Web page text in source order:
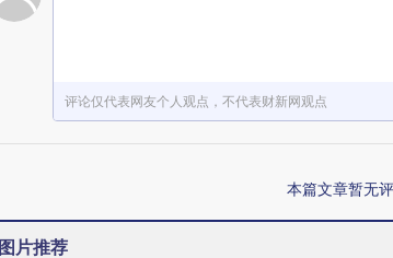
评论仅代表网友个人观点，不代表财新网观点
本篇文章暂无
图片推荐